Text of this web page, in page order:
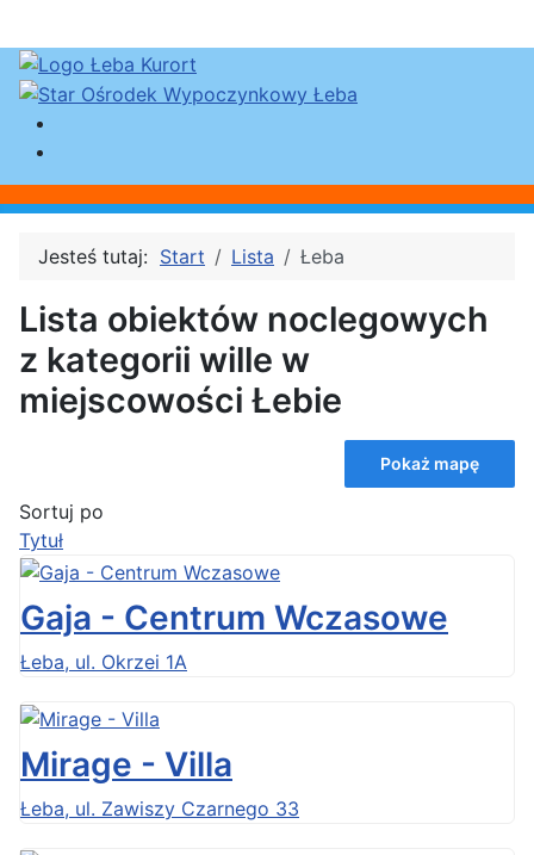
Jesteś tutaj: Start Lista Łeba
Lista obiektów noclegowych
z kategorii wille w
miejscowości Łebie
Pokaż mapę
Sortuj po
Tytuł
Gaja - Centrum Wczasowe
Łeba, ul. Okrzei 1A
Mirage - Villa
Łeba, ul. Zawiszy Czarnego 33